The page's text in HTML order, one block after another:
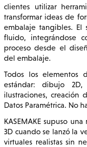
clientes utilizar
transformar ideas de
embalaje tangibles.
fluido, integrándose
proceso desde el
del embalaje.
Todos los elementos
estándar: dibujo
ilustraciones, creación
Datos Paramétrica. No
KASEMAKE supuso
3D cuando se lanzó la
virtuales realistas sin